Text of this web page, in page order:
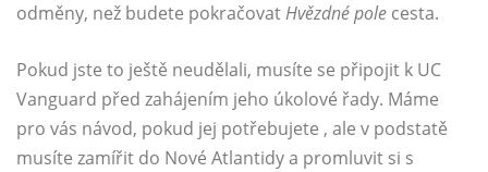
odměny, než budete pokračovatHvězdné pole cesta.
Pokud jste to ještě neudělali, musíte se připojit k UC
Vanguard před zahájením jeho úkolové řady. Máme
pro vás návod, pokud jej potřebujete , ale v podstatě
musíte zamířit do Nové Atlantidy a promluvit si s